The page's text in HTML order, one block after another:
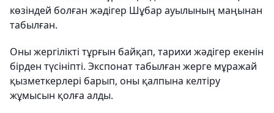
көзіндей болған жәдігер Шұбар ауылының маңынан
табылған.
Оны жергілікті тұрғын байқап, тарихи жәдігер екенін
бірден түсініпті. Экспонат табылған жерге мұражай
қызметкерлері барып, оны қалпына келтіру
жұмысын қолға алды.